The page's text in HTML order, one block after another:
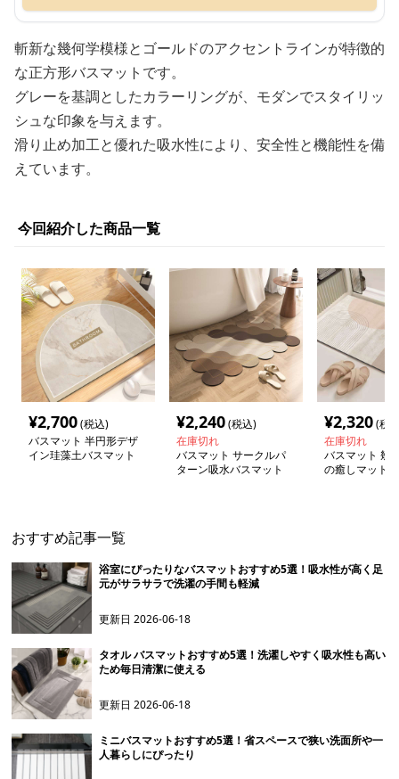
斬新な幾何学模様とゴールドのアクセントラインが特徴的
な正方形バスマットです。
グレーを基調としたカラーリングが、モダンでスタイリッ
シュな印象を与えます。
滑り止め加工と優れた吸水性により、安全性と機能性を備
えています。
今回紹介した商品一覧
¥2,700(税込)
バスマット 半円形デザ
イン珪藻土バスマット
¥2,240(税込)
在庫切れ
バスマット サークルパ
ターン吸水バスマット
¥2,320(税
在庫切れ
バスマット 幾
の癒しマット
おすすめ記事一覧
浴室にぴったりなバスマットおすすめ5選！吸水性が高く足
元がサラサラで洗濯の手間も軽減
更新日2026-06-18
タオル バスマットおすすめ5選！洗濯しやすく吸水性も高い
ため毎日清潔に使える
更新日2026-06-18
ミニバスマットおすすめ5選！省スペースで狭い洗面所や一
人暮らしにぴったり